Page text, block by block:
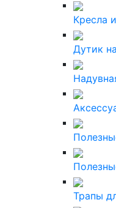
Кресла
Дутик
Трапы